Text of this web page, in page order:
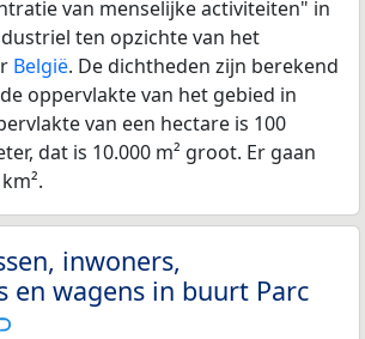
van menselijke activiteiten" in
ten opzichte van het
België. De dichtheden zijn berekend
oppervlakte van het gebied in
van een hectare is 100
dat is 10.000 m² groot. Er gaan
inwoners,
en wagens in buurt Parc